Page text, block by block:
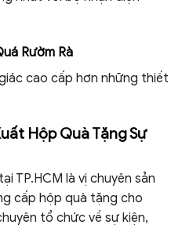
Rườm Rà
cao cấp hơn những thiết
Hộp Quà Tặng Sự
TP.HCM là vị chuyên sản
cấp hộp quà tặng cho
tổ chức về sự kiện,